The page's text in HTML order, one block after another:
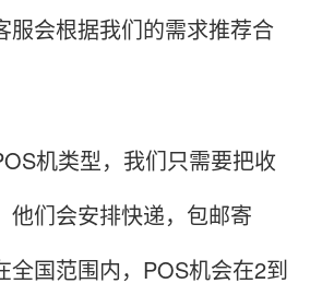
服会根据我们的需求推荐合
机类型，我们只需要把收
他们会安排快递，包邮寄
全国范围内，POS机会在2到